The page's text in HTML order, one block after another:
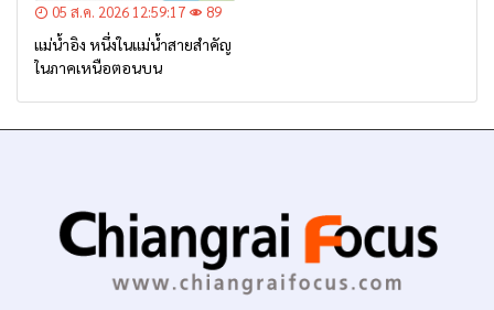
05 ส.ค. 2026 12:59:17 89
แม่น้ำอิง หนึ่งในแม่น้ำสายสำคัญ
ในภาคเหนือตอนบน